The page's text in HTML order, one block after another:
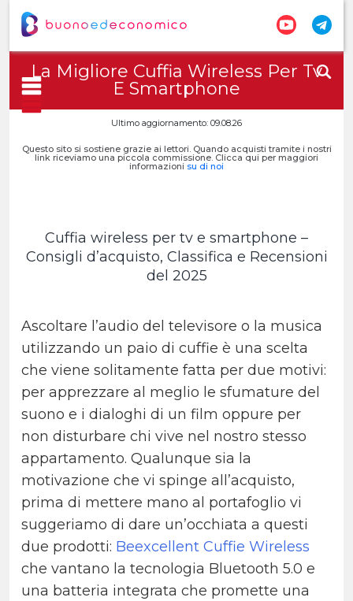
La Migliore Cuffia Wireless Per Tv
E Smartphone
Ultimo aggiornamento: 09.08.26
Questo sito si sostiene grazie ai lettori. Quando acquisti tramite i nostri
link riceviamo una piccola commissione. Clicca qui per maggiori
informazioni su di noi
Cuffia wireless per tv e smartphone –
Consigli d’acquisto, Classifica e Recensioni
del 2025
Ascoltare l’audio del televisore o la musica
utilizzando un paio di cuffie è una scelta
che viene solitamente fatta per due motivi:
per apprezzare al meglio le sfumature del
suono e i dialoghi di un film oppure per
non disturbare chi vive nel nostro stesso
appartamento. Qualunque sia la
motivazione che vi spinge all’acquisto,
prima di mettere mano al portafoglio vi
suggeriamo di dare un’occhiata a questi
due prodotti: Beexcellent Cuffie Wireless
che vantano la tecnologia Bluetooth 5.0 e
una batteria integrata che promette una